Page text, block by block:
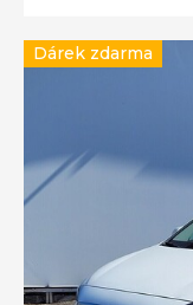
Dárek zdarma